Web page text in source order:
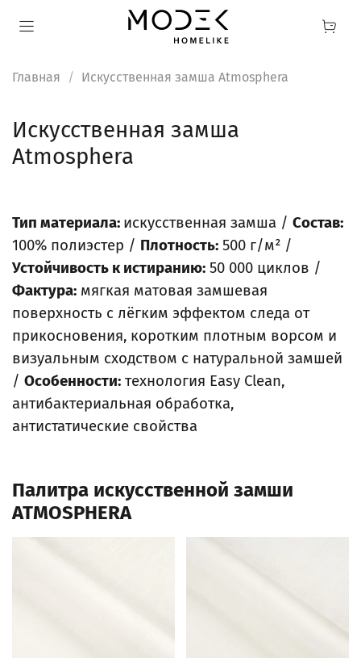
Главная Искусственная замша Atmosphera
Искусственная замша
Atmosphera
Тип материала: искусственная замша / Состав:
100% полиэстер / Плотность: 500 г/м² /
Устойчивость к истиранию: 50 000 циклов /
Фактура: мягкая матовая замшевая
поверхность с лёгким эффектом следа от
прикосновения, коротким плотным ворсом и
визуальным сходством с натуральной замшей
/ Особенности: технология Easy Clean,
антибактериальная обработка,
антистатические свойства
Палитра искусственной замши
ATMOSPHERA